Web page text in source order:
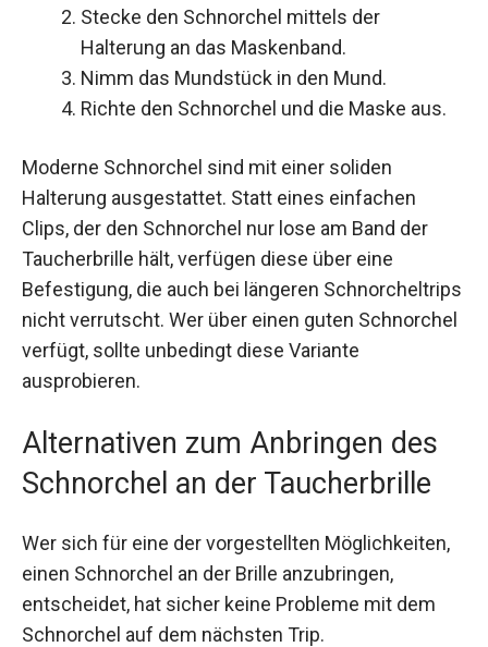
Stecke den Schnorchel mittels der
Halterung an das Maskenband.
Nimm das Mundstück in den Mund.
Richte den Schnorchel und die Maske aus.
Moderne Schnorchel sind mit einer soliden
Halterung ausgestattet. Statt eines einfachen
Clips, der den Schnorchel nur lose am Band der
Taucherbrille hält, verfügen diese über eine
Befestigung, die auch bei längeren Schnorcheltrips
nicht verrutscht. Wer über einen guten Schnorchel
verfügt, sollte unbedingt diese Variante
ausprobieren.
Alternativen zum Anbringen des
Schnorchel an der Taucherbrille
Wer sich für eine der vorgestellten Möglichkeiten,
einen Schnorchel an der Brille anzubringen,
entscheidet, hat sicher keine Probleme mit dem
Schnorchel auf dem nächsten Trip.